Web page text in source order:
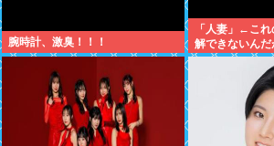
腕時計、激臭！！！
「人妻」←こ
解できないん